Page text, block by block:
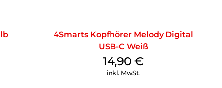
belüftete, tauschbare Ohrpolster aus Memoryschaum
für lange Hörsessions und Brillenträger
4Smarts Kopfhörer Melody Digital
USB-C Weiß
14,90€
inkl. MwSt.